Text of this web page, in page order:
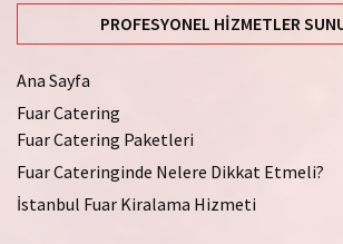
PROFESYONEL HIZMETLER
Ana Sayfa
Fuar Catering
Fuar Catering Paketleri
Fuar Cateringinde Nelere Dikkat Etmeli?
İstanbul Fuar Kiralama Hizmeti